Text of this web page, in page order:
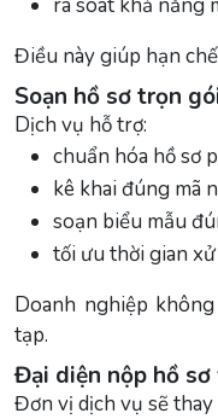
Điều này giúp hạn
Soạn hồ sơ trọn
Dịch vụ hỗ trợ:
chuẩn hóa hồ sơ
kê khai đúng mã
soạn biểu mẫu
tối ưu thời gian
Doanh nghiệp
tạp.
Đại diện nộp hồ
Đơn vị dịch vụ sẽ